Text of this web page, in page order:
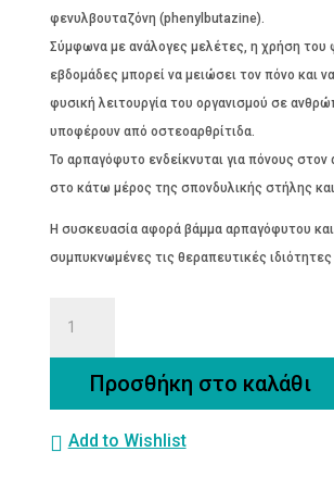
φενυλβουταζόνη (phenylbutazine).
Σύμφωνα με ανάλογες μελέτες, η χρήση του
εβδομάδες μπορεί να μειώσει τον πόνο και
φυσική λειτουργία του οργανισμού σε
υποφέρουν από οστεοαρθρίτιδα.
Το αρπαγόφυτο ενδείκνυται για πόνους στον
στο κάτω μέρος της σπονδυλικής στήλης
Η συσκευασία αφορά βάμμα αρπαγόφυτου και
συμπυκνωμένες τις θεραπευτικές
ποσότηταΠροσθήκη στο καλάθι
Add to Wishlist